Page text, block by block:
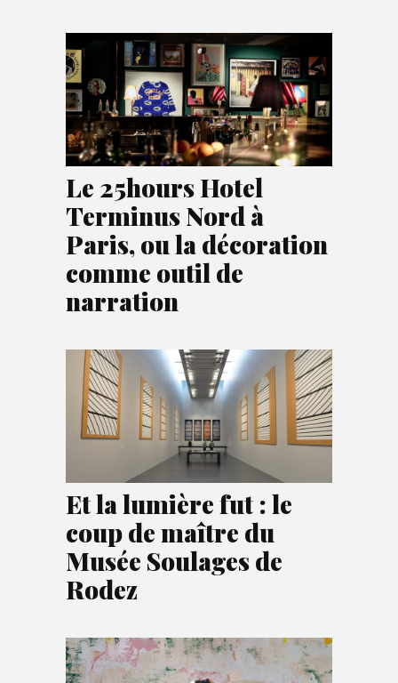
Le 25hours Hotel
Terminus Nord à
Paris, ou la décoration
comme outil de
narration
Et la lumière fut : le
coup de maître du
Musée Soulages de
Rodez